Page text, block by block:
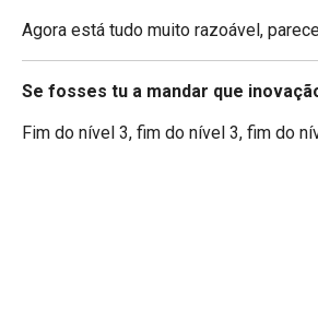
Agora está tudo muito razoável,
Se fosses tu a mandar que
Fim do nível 3, fim do nível 3, fim do